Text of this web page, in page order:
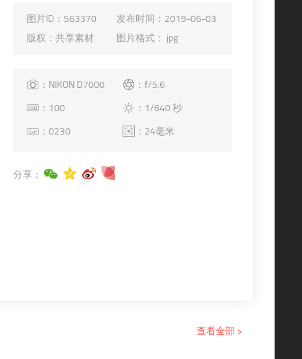
图片ID： 563370 发布时间： 2019-06-03
版权： 共享素材 图片格式： jpg
：NIKON D7000
：f/5.6
：100
：1/640 秒
：0230
：24毫米
分享：
查看全部 >